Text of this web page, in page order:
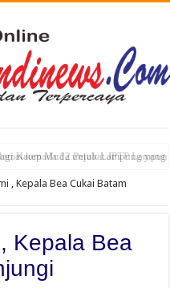
Kaum Muda untuk Lampung
kepada 12 Pejabat JPTP
, Kepala Bea Cukai Batam
Kepala Bea